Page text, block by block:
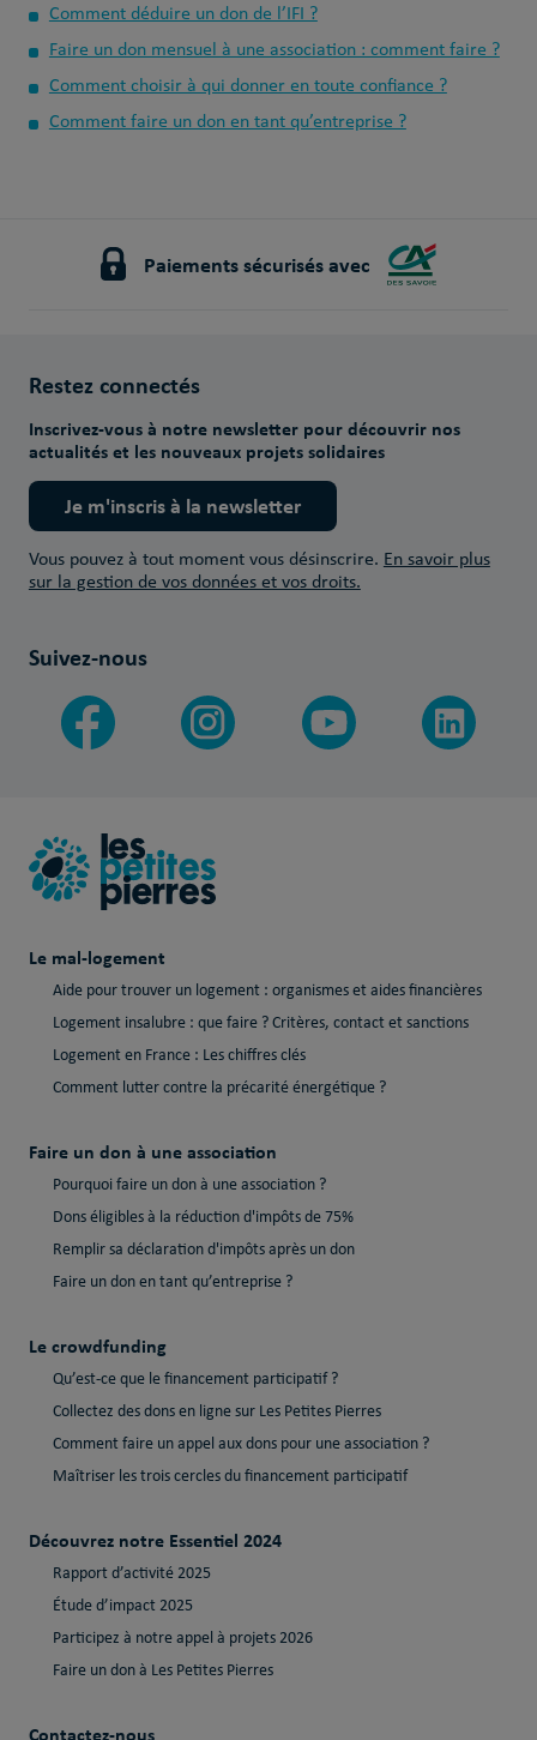
Comment déduire un don de l’IFI ?
Faire un don mensuel à une association : comment faire ?
Comment choisir à qui donner en toute confiance ?
Comment faire un don en tant qu’entreprise ?
Paiements sécurisés avec
Restez connectés
Inscrivez-vous à notre newsletter pour découvrir nos
actualités et les nouveaux projets solidaires
Je m'inscris à la newsletter
Vous pouvez à tout moment vous désinscrire. En savoir plus
sur la gestion de vos données et vos droits.
Suivez-nous
Le mal-logement
Aide pour trouver un logement : organismes et aides financières
Logement insalubre : que faire ? Critères, contact et sanctions
Logement en France : Les chiffres clés
Comment lutter contre la précarité énergétique ?
Faire un don à une association
Pourquoi faire un don à une association ?
Dons éligibles à la réduction d'impôts de 75%
Remplir sa déclaration d'impôts après un don
Faire un don en tant qu’entreprise ?
Le crowdfunding
Qu’est-ce que le financement participatif ?
Collectez des dons en ligne sur Les Petites Pierres
Comment faire un appel aux dons pour une association ?
Maîtriser les trois cercles du financement participatif
Découvrez notre Essentiel 2024
Rapport d’activité 2025
Étude d’impact 2025
Participez à notre appel à projets 2026
Faire un don à Les Petites Pierres
Contactez-nous